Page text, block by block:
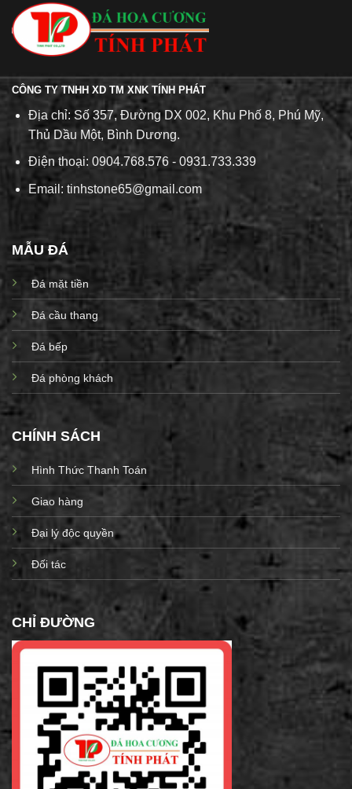
CÔNG TY TNHH XD TM XNK TÍNH PHÁT
Địa chỉ: Số 357, Đường DX 002, Khu Phố 8, Phú Mỹ,
Thủ Dầu Một, Bình Dương.
Điện thoại: 0904.768.576 - 0931.733.339
Email: tinhstone65@gmail.com
MẪU ĐÁ
Đá mặt tiền
Đá cầu thang
Đá bếp
Đá phòng khách
CHÍNH SÁCH
Hình Thức Thanh Toán
Giao hàng
Đại lý độc quyền
Đối tác
CHỈ ĐƯỜNG